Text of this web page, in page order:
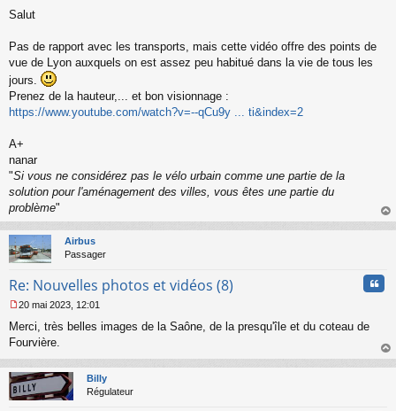
e
s
g
e
n
o
n
u
Salut
Pas de rapport avec les transports, mais cette vidéo offre des points de
vue de Lyon auxquels on est assez peu habitué dans la vie de tous les
jours.
Prenez de la hauteur,... et bon visionnage :
https://www.youtube.com/watch?v=--qCu9y ... ti&index=2
A+
nanar
"Si vous ne considérez pas le vélo urbain comme une partie de la
solution pour l'aménagement des villes, vous êtes une partie du
problème"
au
Airbus
Passager
Re: Nouvelles photos et vidéos (8)
e
s
a
g
e
20 mai 2023, 12:01
Merci, très belles images de la Saône, de la presqu'île et du coteau de
Fourvière.
au
Billy
Régulateur